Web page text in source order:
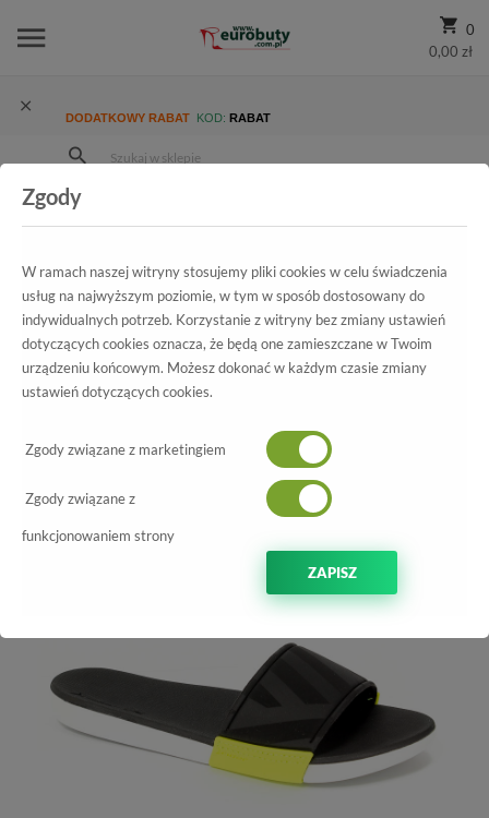
0
0,00 zł
DODATKOWY RABAT KOD: RABAT
Kolekcja damska
Klapki
Wszystkie produkty
82135 23930 White/Black/Green
Zgody
W ramach naszej witryny stosujemy pliki cookies w celu świadczenia
usług na najwyższym poziomie, w tym w sposób dostosowany do
indywidualnych potrzeb. Korzystanie z witryny bez zmiany ustawień
dotyczących cookies oznacza, że będą one zamieszczane w Twoim
urządzeniu końcowym. Możesz dokonać w każdym czasie zmiany
ustawień dotyczących cookies.
Zgody związane z marketingiem
Zgody związane z
funkcjonowaniem strony
ZAPISZ